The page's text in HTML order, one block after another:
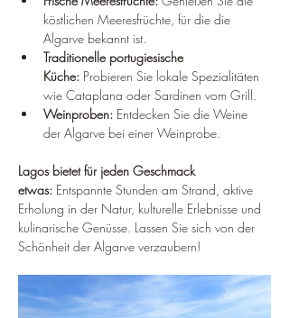
köstlichen Meeresfrüchte, für die die
Algarve bekannt ist.
Traditionelle portugiesische
Küche: Probieren Sie lokale Spezialitäten
wie Cataplana oder Sardinen vom Grill.
Weinproben: Entdecken Sie die Weine
der Algarve bei einer Weinprobe.
Lagos bietet für jeden Geschmack
etwas: Entspannte Stunden am Strand, aktive
Erholung in der Natur, kulturelle Erlebnisse und
kulinarische Genüsse. Lassen Sie sich von der
Schönheit der Algarve verzaubern!